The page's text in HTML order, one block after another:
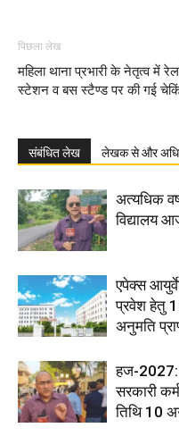
पिछला लेख
महिला थाना प्रभारी के नेतृत्व में
स्टेशन व बस स्टैण्ड पर की गई
संबंधित लेख लेखक से और
अत्यधिक
विद्यालय
एपेक्स
प्रवेश हेतु
अनुमति
हज-2027:
सरकारी
तिथि 10